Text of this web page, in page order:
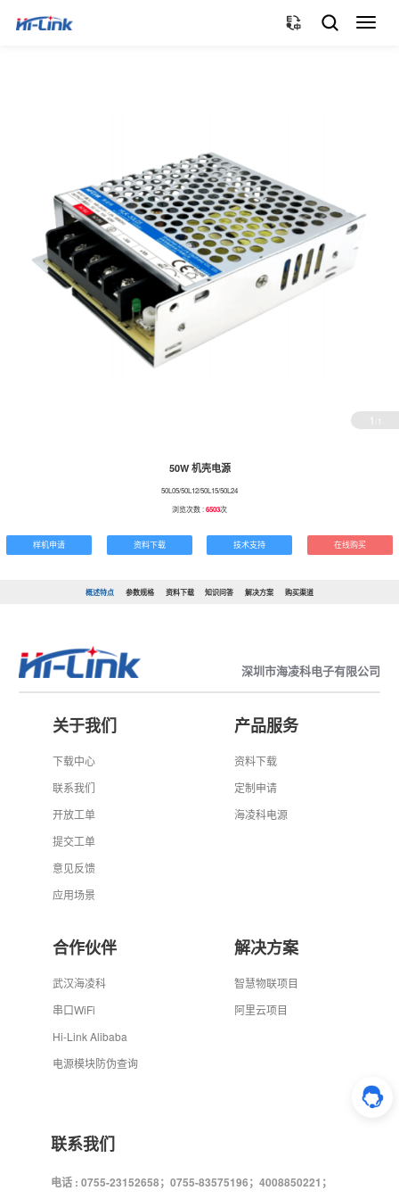
切
1 /1
50W 机壳电源
50L05/50L12/50L15/50L24
浏览次数 :6503次
样机申请 资料下载 技术支持 在线购买
概述特点 参数规格 资料下载 知识问答 解决方案 购买渠道
深圳市海凌科电子有限公司
关于我们
下载中心
联系我们
开放工单
提交工单
意见反馈
应用场景
产品服务
资料下载
定制申请
海凌科电源
合作伙伴
武汉海凌科
串口WiFi
Hi-Link Alibaba
电源模块防伪查询
解决方案
智慧物联项目
阿里云项目
联系我们
电话 : 0755-23152658；0755-83575196；4008850221；